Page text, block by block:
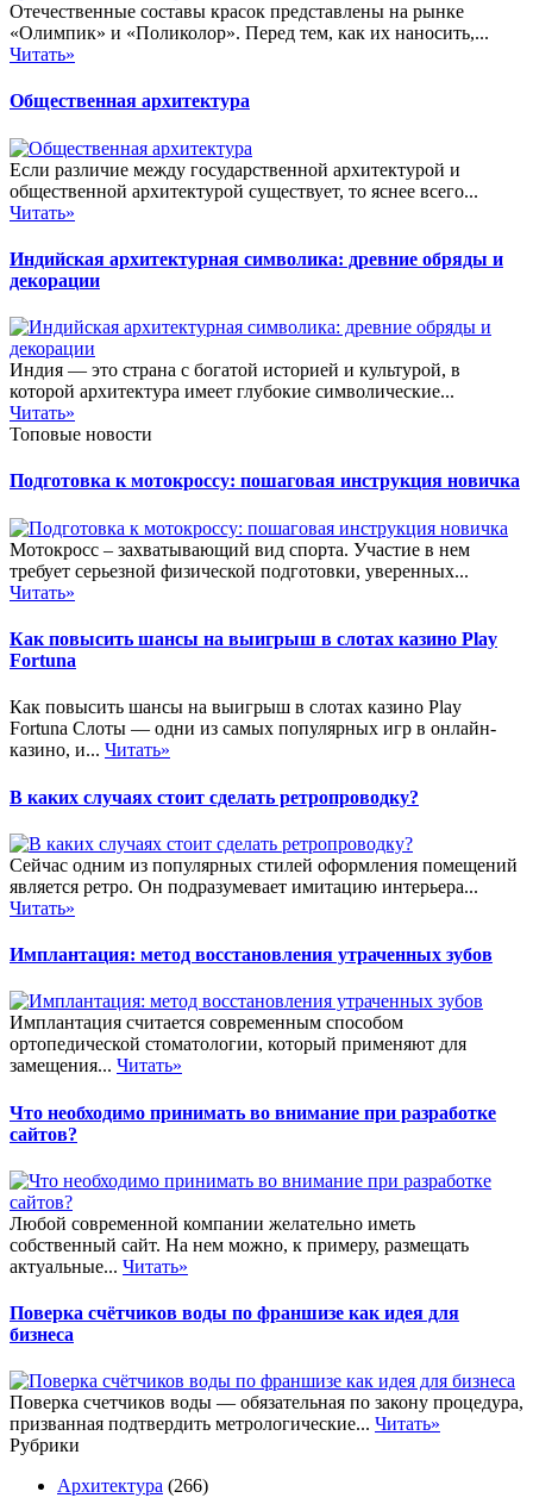
Отечественные составы красок представлены на рынке
«Олимпик» и «Поликолор». Перед тем, как их наносить,...
Читать»
Общественная архитектура
Если различие между государственной архитектурой и
общественной архитектурой существует, то яснее всего...
Читать»
Индийская архитектурная символика: древние обряды и
декорации
Индия — это страна с богатой историей и культурой, в
которой архитектура имеет глубокие символические...
Читать»
Топовые новости
Подготовка к мотокроссу: пошаговая инструкция новичка
Мотокросс – захватывающий вид спорта. Участие в нем
требует серьезной физической подготовки, уверенных...
Читать»
Как повысить шансы на выигрыш в слотах казино Play
Fortuna
Как повысить шансы на выигрыш в слотах казино Play
Fortuna Слоты — одни из самых популярных игр в онлайн-
казино, и... Читать»
В каких случаях стоит сделать ретропроводку?
Сейчас одним из популярных стилей оформления помещений
является ретро. Он подразумевает имитацию интерьера...
Читать»
Имплантация: метод восстановления утраченных зубов
Имплантация считается современным способом
ортопедической стоматологии, который применяют для
замещения... Читать»
Что необходимо принимать во внимание при разработке
сайтов?
Любой современной компании желательно иметь
собственный сайт. На нем можно, к примеру, размещать
актуальные... Читать»
Поверка счётчиков воды по франшизе как идея для
бизнеса
Поверка счетчиков воды — обязательная по закону процедура,
призванная подтвердить метрологические... Читать»
Рубрики
Архитектура (266)